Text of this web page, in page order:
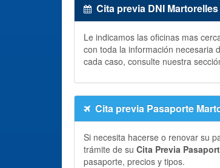
Cita previa DNI Martorelles
Le indicamos las oficinas mas
con toda la información necesaria
cada caso, consulte nuestra
Cita previa Pasaporte
Si necesita hacerse o renovar su
trámite de su Cita Previa
pasaporte, precios y tipos.